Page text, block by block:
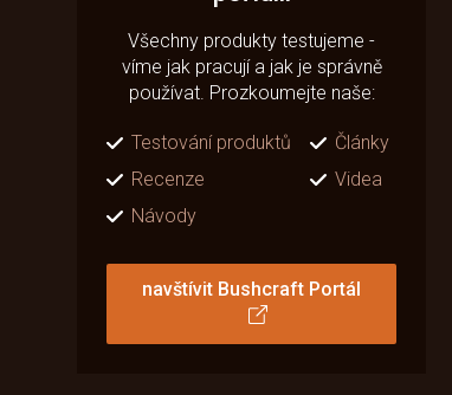
Všechny produkty testujeme -
víme jak pracují a jak je správně
používat. Prozkoumejte naše:
Testování produktů
Články
Recenze
Videa
Návody
navštívit Bushcraft Portál